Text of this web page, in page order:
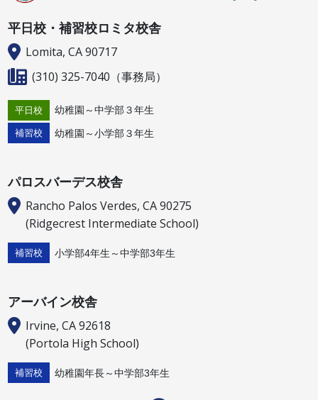
平日校・補習校ロミタ校舎
Lomita, CA 90717
(310) 325-7040 （事務局）
平日校 幼稚園～中学部３年生
補習校 幼稚園～小学部３年生
パロスバーデス校舎
Rancho Palos Verdes, CA 90275
(Ridgecrest Intermediate School)
補習校 小学部4年生～中学部3年生
アーバイン校舎
Irvine, CA 92618
(Portola High School)
補習校 幼稚園年長～中学部3年生